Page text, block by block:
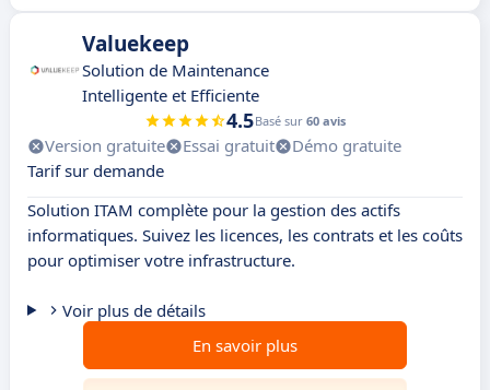
Valuekeep
Solution de Maintenance
Intelligente et Efficiente
4.5Basé sur 60 avis
Version gratuite Essai gratuit
Démo gratuite
Tarif sur demande
Solution ITAM complète pour la gestion des actifs
informatiques. Suivez les licences, les contrats et les coûts
pour optimiser votre infrastructure.
Voir plus de détails
En savoir plus